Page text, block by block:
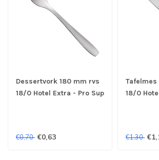
Dessertvork 180 mm rvs
18/0 Hotel Extra - Pro Sup
€0,70 €0,63
Tafelmes
18/0
€1,30